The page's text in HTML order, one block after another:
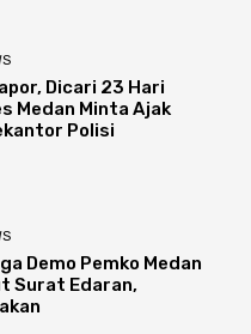
Dicari 23 Hari
Medan Minta Ajak
Polisi
Demo Pemko Medan
Surat Edaran,